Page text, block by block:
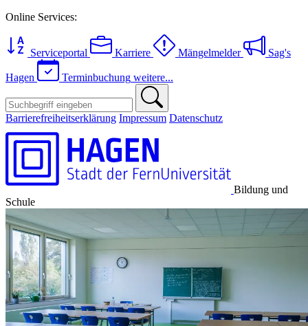
Online Services:
Serviceportal Karriere Mängelmelder Sag's
Hagen Terminbuchung weitere...
Barrierefreiheitserklärung Impressum Datenschutz
Bildung und
Schule